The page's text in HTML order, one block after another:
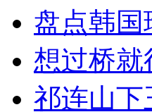
盘点韩国
想过桥就
祁连山下